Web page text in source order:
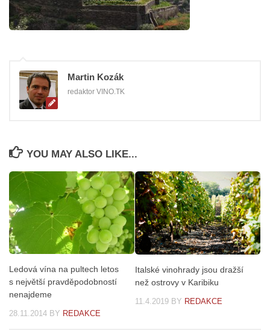
Martin Kozák
redaktor VINO.TK
YOU MAY ALSO LIKE...
Ledová vína na pultech letos
s největší pravděpodobností
nenajdeme
28.11.2014 BY REDAKCE
Italské vinohrady jsou dražší
než ostrovy v Karibiku
11.4.2019 BY REDAKCE